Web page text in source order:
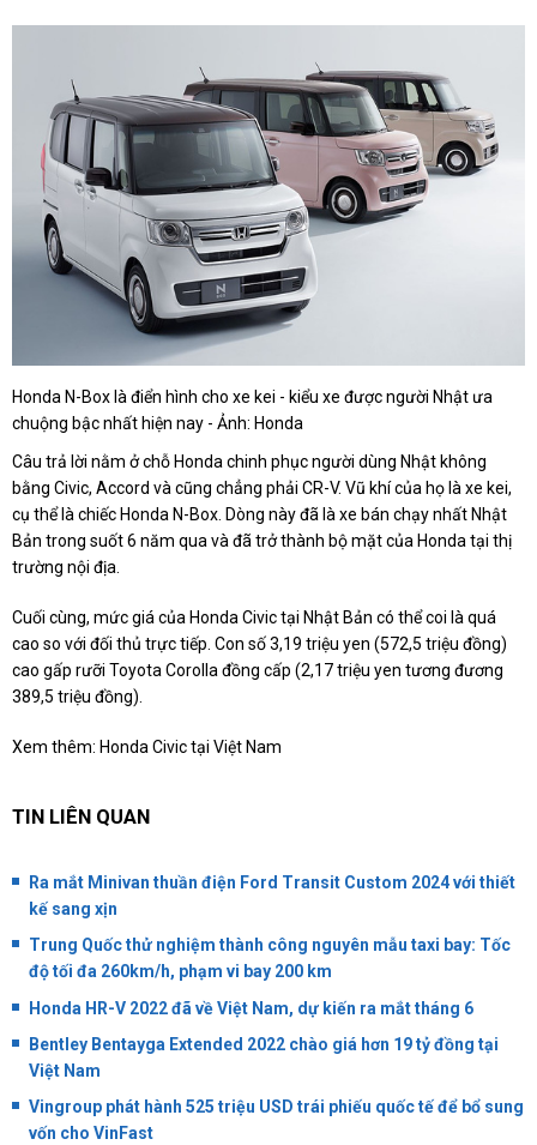
Honda N-Box là điển hình cho xe kei - kiểu xe được người Nhật ưa
chuộng bậc nhất hiện nay - Ảnh: Honda
Câu trả lời nằm ở chỗ Honda chinh phục người dùng Nhật không
bằng Civic, Accord và cũng chẳng phải CR-V. Vũ khí của họ là xe kei,
cụ thể là chiếc Honda N-Box. Dòng này đã là xe bán chạy nhất Nhật
Bản trong suốt 6 năm qua và đã trở thành bộ mặt của Honda tại thị
trường nội địa.
Cuối cùng, mức giá của Honda Civic tại Nhật Bản có thể coi là quá
cao so với đối thủ trực tiếp. Con số 3,19 triệu yen (572,5 triệu đồng)
cao gấp rưỡi Toyota Corolla đồng cấp (2,17 triệu yen tương đương
389,5 triệu đồng).
Xem thêm: Honda Civic tại Việt Nam
TIN LIÊN QUAN
Ra mắt Minivan thuần điện Ford Transit Custom 2024 với thiết
kế sang xịn
Trung Quốc thử nghiệm thành công nguyên mẫu taxi bay: Tốc
độ tối đa 260km/h, phạm vi bay 200 km
Honda HR-V 2022 đã về Việt Nam, dự kiến ra mắt tháng 6
Bentley Bentayga Extended 2022 chào giá hơn 19 tỷ đồng tại
Việt Nam
Vingroup phát hành 525 triệu USD trái phiếu quốc tế để bổ sung
vốn cho VinFast